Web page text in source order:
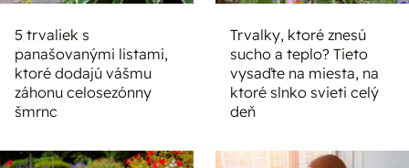
5 trvaliek s
panašovanými listami,
ktoré dodajú vášmu
záhonu celosezónny
šmrnc
Trvalky, ktoré znesú
sucho a teplo? Tieto
vysaďte na miesta, na
ktoré slnko svieti celý
deň